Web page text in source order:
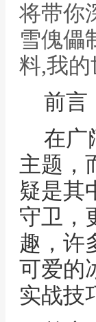
将带你
雪傀儡
料,我
前言
在广
主题，
疑是其
守卫，
趣，许
可爱的
实战技